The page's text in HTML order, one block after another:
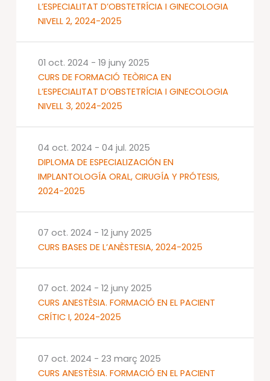
L’ESPECIALITAT D’OBSTETRÍCIA I GINECOLOGIA
NIVELL 2, 2024-2025
CURS DE FORMACIÓ TEÒRICA EN
L’ESPECIALITAT D’OBSTETRÍCIA I GINECOLOGIA
NIVELL 3, 2024-2025
01 oct. 2024 - 19 juny 2025
DIPLOMA DE ESPECIALIZACIÓN EN
IMPLANTOLOGÍA ORAL, CIRUGÍA Y PRÓTESIS,
2024-2025
04 oct. 2024 - 04 jul. 2025
CURS BASES DE L’ANÈSTESIA, 2024-2025
07 oct. 2024 - 12 juny 2025
CURS ANESTÈSIA. FORMACIÓ EN EL PACIENT
CRÍTIC I, 2024-2025
07 oct. 2024 - 12 juny 2025
CURS ANESTÈSIA. FORMACIÓ EN EL PACIENT
07 oct. 2024 - 23 març 2025